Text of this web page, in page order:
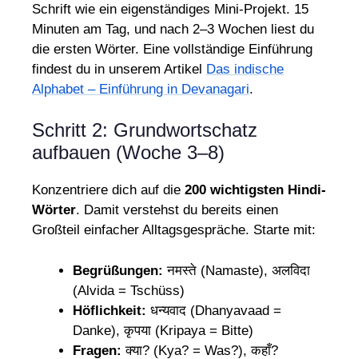
Schrift wie ein eigenständiges Mini-Projekt. 15
Minuten am Tag, und nach 2–3 Wochen liest du
die ersten Wörter. Eine vollständige Einführung
findest du in unserem Artikel Das indische
Alphabet – Einführung in Devanagari.
Schritt 2: Grundwortschatz
aufbauen (Woche 3–8)
Konzentriere dich auf die 200 wichtigsten Hindi-
Wörter. Damit verstehst du bereits einen
Großteil einfacher Alltagsgespräche. Starte mit:
Begrüßungen: नमस्ते (Namaste), अलविदा
(Alvida = Tschüss)
Höflichkeit: धन्यवाद (Dhanyavaad =
Danke), कृपया (Kripaya = Bitte)
Fragen: क्या? (Kya? = Was?), कहाँ?